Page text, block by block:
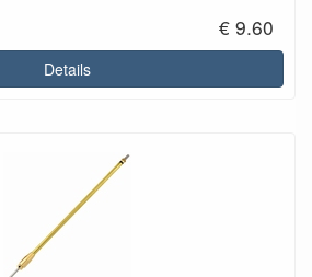
€ 9.60
Details